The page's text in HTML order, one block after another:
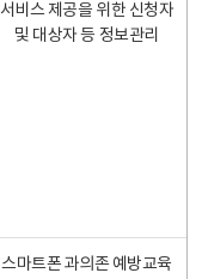
서비스 제공을 위한 신청자
및 대상자 등 정보관리
스마트폰 과의존 예방교육